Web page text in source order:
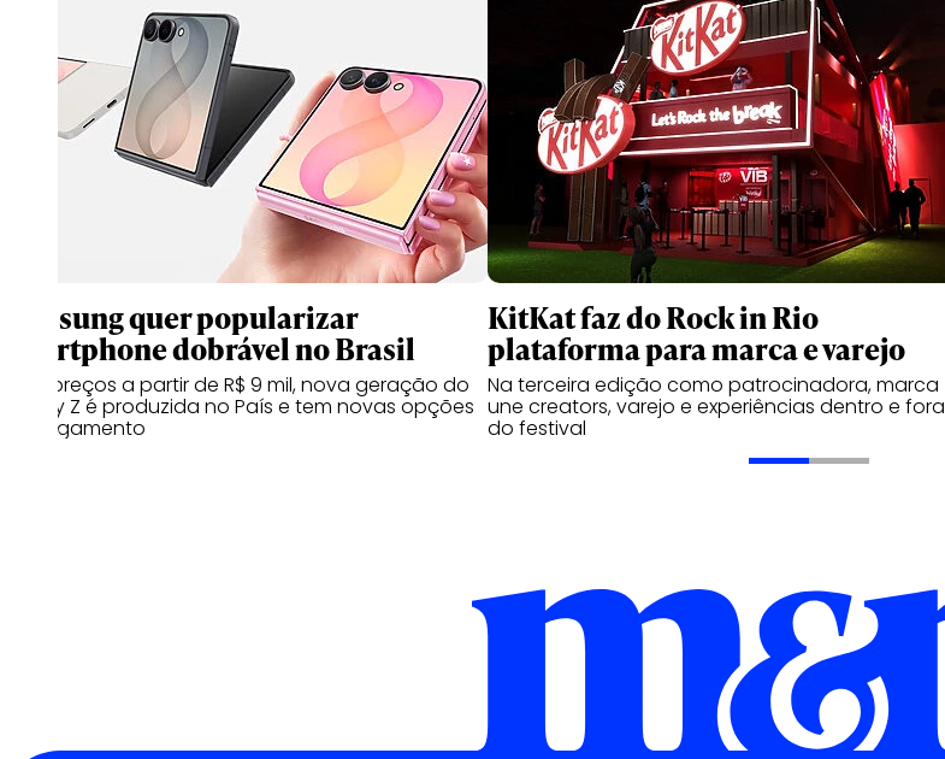
Samsung quer popularizar
smartphone dobrável no Brasil
Com preços a partir de R$ 9 mil, nova geração do
Galaxy Z é produzida no País e tem novas opções
de pagamento
KitKat faz do Rock in Rio
plataforma para marca e varejo
Na terceira edição como patrocinadora, marca
une creators, varejo e experiências dentro e fora
do festival